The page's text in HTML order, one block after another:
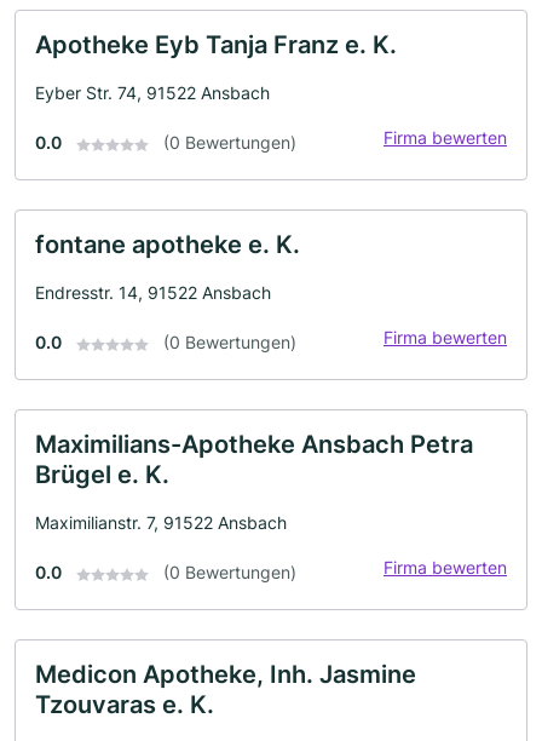
Apotheke Eyb Tanja Franz e. K.
Eyber Str. 74, 91522 Ansbach
0.0 (0 Bewertungen) Firma bewerten
fontane apotheke e. K.
Endresstr. 14, 91522 Ansbach
0.0 (0 Bewertungen) Firma bewerten
Maximilians-Apotheke Ansbach Petra
Brügel e. K.
Maximilianstr. 7, 91522 Ansbach
0.0 (0 Bewertungen) Firma bewerten
Medicon Apotheke, Inh. Jasmine
Tzouvaras e. K.